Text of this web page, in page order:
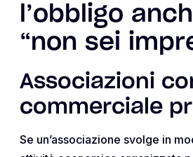
l’obbligo
“non sei
Associazioni
commerciale
Se un’associazione svolge in